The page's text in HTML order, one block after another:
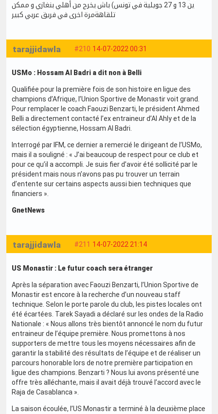
ين 13 و 27 جويلية في تونس) باش يخرج من أهلي بنغازي و ممكن
تلقاهةمرة اخرى في فريق عربي كبير
#210 14-07-2022 00:31
tarajjidawla
USMo : Hossam Al Badri a dit non à Belli
Qualifiée pour la première fois de son histoire en ligue des
champions d’Afrique, l’Union Sportive de Monastir voit grand.
Pour remplacer le coach Faouzi Benzarti, le président Ahmed
Belli a directement contacté l’ex entraineur d’Al Ahly et de la
sélection égyptienne, Hossam Al Badri.
Interrogé par IFM, ce dernier a remercié le dirigeant de l’USMo,
mais il a souligné : « J’ai beaucoup de respect pour ce club et
pour ce qu’il a accompli. Je suis fier d’avoir été sollicité par le
président mais nous n’avons pas pu trouver un terrain
d’entente sur certains aspects aussi bien techniques que
financiers ».
GnetNews
#211 14-07-2022 21:14
tarajjidawla
US Monastir : Le futur coach sera étranger
Après la séparation avec Faouzi Benzarti, l’Union Sportive de
Monastir est encore à la recherche d’un nouveau staff
technique. Selon le porte parole du club, les pistes locales ont
été écartées. Tarek Sayadi a déclaré sur les ondes de la Radio
Nationale : « Nous allons très bientôt annoncé le nom du futur
entraineur de l’équipe première. Nous promettons à nos
supporters de mettre tous les moyens nécessaires afin de
garantir la stabilité des résultats de l’équipe et de réaliser un
parcours honorable lors de notre première participation en
ligue des champions. Benzarti ? Nous lui avons présenté une
offre très alléchante, mais il avait déjà trouvé l’accord avec le
Raja de Casablanca ».
La saison écoulée, l’US Monastir a terminé à la deuxième place